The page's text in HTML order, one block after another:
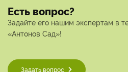
Есть вопрос?
Задайте его нашим экспертам в
«Антонов Сад»!
Задать вопрос